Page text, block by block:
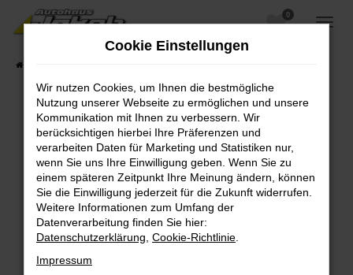
Zum
Hauptinhalt
0
Fehler: Network Error
Beim Laden ist ein Fehler aufgetreten.
Hier sind ein paar Tipps, die dir helfen können:
Überprüfe deine Firewall und deine
Internetverbindung.
Laden andere Webseiten, zum Beispiel deine
Suchmaschine?
Cookie Einstellungen
Wir nutzen Cookies, um Ihnen die bestmögliche
Nutzung unserer Webseite zu ermöglichen und unsere
Kommunikation mit Ihnen zu verbessern. Wir
berücksichtigen hierbei Ihre Präferenzen und
verarbeiten Daten für Marketing und Statistiken nur,
wenn Sie uns Ihre Einwilligung geben. Wenn Sie zu
einem späteren Zeitpunkt Ihre Meinung ändern, können
Sie die Einwilligung jederzeit für die Zukunft widerrufen.
Weitere Informationen zum Umfang der
Datenverarbeitung finden Sie hier:
Datenschutzerklärung Cookie-Richtlinie
Impressum